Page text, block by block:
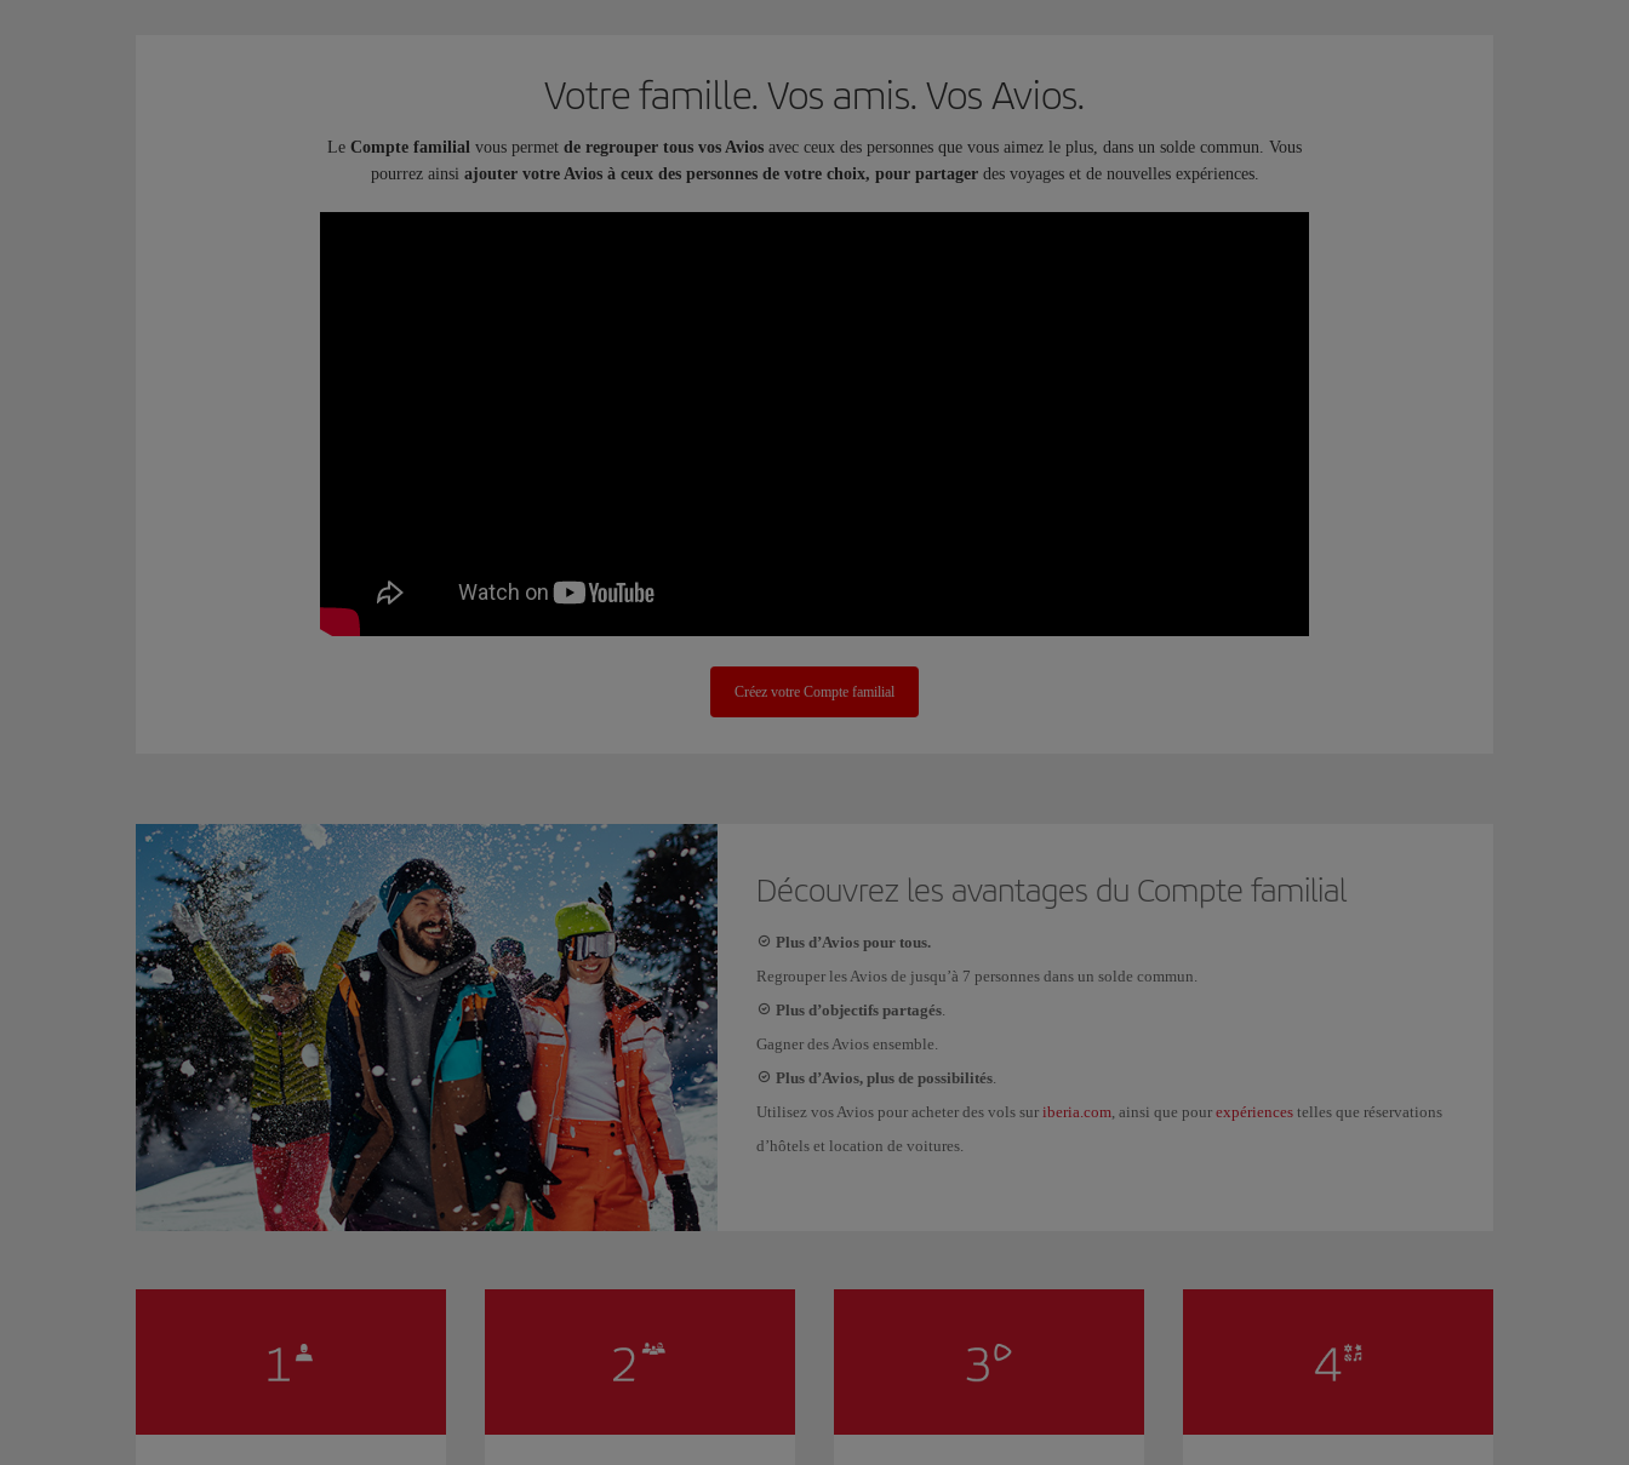
Votre famille. Vos amis. Vos Avios.
Le Compte familial vous permet de regrouper tous vos Avios avec ceux des personnes que vous aimez le plus, dans un solde commun. Vous
pourrez ainsi ajouter votre Avios à ceux des personnes de votre choix, pour partagerdes voyages et de nouvelles expériences.
Créez votre Compte familial
Découvrez les avantages du Compte familial
Plus d’Avios pour tous.
Regrouper les Avios de jusqu’à 7 personnes dans un solde commun.
Plus d’objectifs partagés.
Gagner des Avios ensemble.
Plus d’Avios, plus de possibilités.
Utilisez vos Avios pour acheter des vols sur iberia.com, ainsi que pour expériences telles que réservations
d’hôtels et location de voitures.